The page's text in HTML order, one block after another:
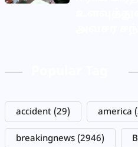
accident (29) america
breakingnews (2946)